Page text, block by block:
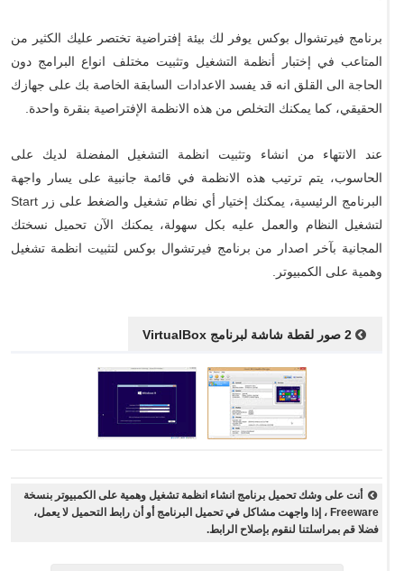
برنامج فيرتشوال بوكس يوفر لك بيئة إفتراضية تختصر عليك الكثير من
المتاعب في إختبار أنظمة التشغيل وتثبيت مختلف انواع البرامج دون
الحاجة الى القلق انه قد يفسد الاعدادات السابقة الخاصة بك على جهازك
الحقيقي، كما يمكنك التخلص من هذه الانظمة الإفتراصية بنقرة واحدة.
عند الانتهاء من انشاء وتثبيت انظمة التشغيل المفضلة لديك على
الحاسوب، يتم ترتيب هذه الانظمة في قائمة جانبية على يسار واجهة
البرنامج الرئيسية، يمكنك إختيار أي نظام تشغيل والضغط على زر Start
لتشغيل النظام والعمل عليه بكل سهولة، يمكنك الآن تحميل نسختك
المجانية بآخر اصدار من برنامج فيرتشوال بوكس لتثبيت انظمة تشغيل
وهمية على الكمبيوتر.
2 صور لقطة شاشة لبرنامج VirtualBox
أنت على وشك تحميل برنامج انشاء انظمة تشغيل وهمية على الكمبيوتر بنسخة
Freeware ، إذا واجهت مشاكل في تحميل البرنامج أو أن رابط التحميل لا يعمل،
فضلا قم بمراسلتنا لنقوم بإصلاح الرابط.